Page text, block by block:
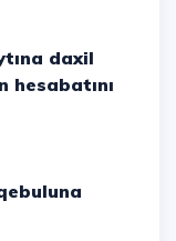
hesabatını